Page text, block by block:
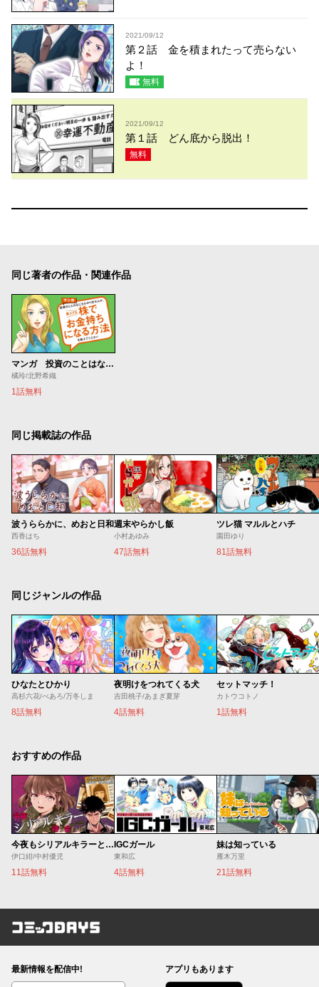
2021/09/12
第２話 金を積まれたって売らない
よ！
無料
2021/09/12
第１話 どん底から脱出！
無料
同じ著者の作品・関連作品
マンガ 投資のことはなにもわかりませんが、素人でも株でお金持ちになる方法を教えてください
橘玲/北野希織
1話無料
同じ掲載誌の作品
波うららかに、めおと日和
西香はち
36話無料
週末やらかし飯
小村あゆみ
47話無料
ツレ猫 マルルとハチ
園田ゆり
81話無料
同じジャンルの作品
ひなたとひかり
高杉六花/べあろ/万冬しま
8話無料
夜明けをつれてくる犬
吉田桃子/あまぎ夏芽
4話無料
セットマッチ！
カトウコトノ
1話無料
おすすめの作品
今夜もシリアルキラーと待ち合わせ
伊口紺/中村優児
11話無料
IGCガール
東和広
4話無料
妹は知っている
雁木万里
21話無料
コミックDAYS
最新情報を配信中! アプリもあります